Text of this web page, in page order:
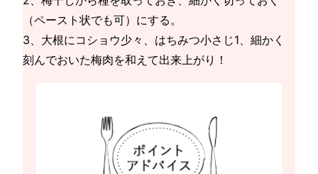
（ペースト状でも可）にする。
3、大根にコショウ少々、はちみつ小さじ1、細かく
刻んでおいた梅肉を和えて出来上がり！